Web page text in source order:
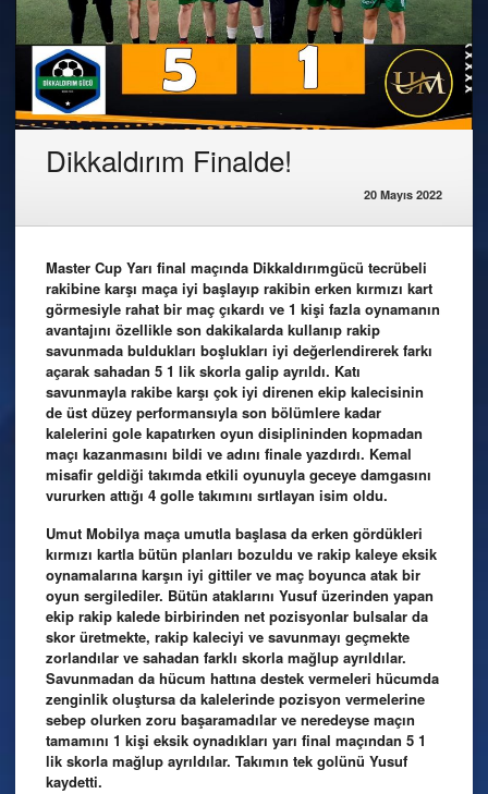
Dikkaldırım Finalde!
20 Mayıs 2022
Master Cup Yarı final maçında Dikkaldırımgücü tecrübeli
rakibine karşı maça iyi başlayıp rakibin erken kırmızı kart
görmesiyle rahat bir maç çıkardı ve 1 kişi fazla oynamanın
avantajını özellikle son dakikalarda kullanıp rakip
savunmada buldukları boşlukları iyi değerlendirerek farkı
açarak sahadan 5 1 lik skorla galip ayrıldı. Katı
savunmayla rakibe karşı çok iyi direnen ekip kalecisinin
de üst düzey performansıyla son bölümlere kadar
kalelerini gole kapatırken oyun disiplininden kopmadan
maçı kazanmasını bildi ve adını finale yazdırdı. Kemal
misafir geldiği takımda etkili oyunuyla geceye damgasını
vururken attığı 4 golle takımını sırtlayan isim oldu.
Umut Mobilya maça umutla başlasa da erken gördükleri
kırmızı kartla bütün planları bozuldu ve rakip kaleye eksik
oynamalarına karşın iyi gittiler ve maç boyunca atak bir
oyun sergilediler. Bütün ataklarını Yusuf üzerinden yapan
ekip rakip kalede birbirinden net pozisyonlar bulsalar da
skor üretmekte, rakip kaleciyi ve savunmayı geçmekte
zorlandılar ve sahadan farklı skorla mağlup ayrıldılar.
Savunmadan da hücum hattına destek vermeleri hücumda
zenginlik oluştursa da kalelerinde pozisyon vermelerine
sebep olurken zoru başaramadılar ve neredeyse maçın
tamamını 1 kişi eksik oynadıkları yarı final maçından 5 1
lik skorla mağlup ayrıldılar. Takımın tek golünü Yusuf
kaydetti.